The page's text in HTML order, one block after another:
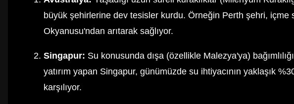
büyük şehirlerine dev tesisler kurdu. Örneğin Perth şehri, içme
Okyanusu'ndan arıtarak sağlıyor.
Singapur: Su konusunda dışa (özellikle Malezya'ya)
yatırım yapan Singapur, günümüzde su ihtiyacının yaklaşık
karşılıyor.